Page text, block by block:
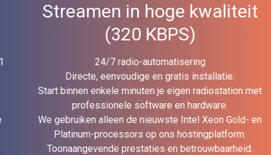
Streamen in hoge kwaliteit
(320 KBPS)
24/7 radio-automatisering
Directe, eenvoudige en gratis installatie.
Start binnen enkele minuten je eigen radiostation met
professionele software en hardware.
We gebruiken alleen de nieuwste Intel Xeon Gold- en
Platinum-processors op ons hostingplatform.
Toonaangevende prestaties en betrouwbaarheid.